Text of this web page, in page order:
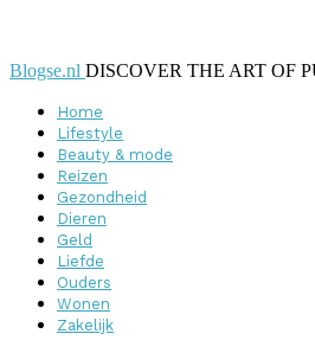
Blogse.nl DISCOVER THE ART OF
Home
Lifestyle
Beauty & mode
Reizen
Gezondheid
Dieren
Geld
Liefde
Ouders
Wonen
Zakelijk